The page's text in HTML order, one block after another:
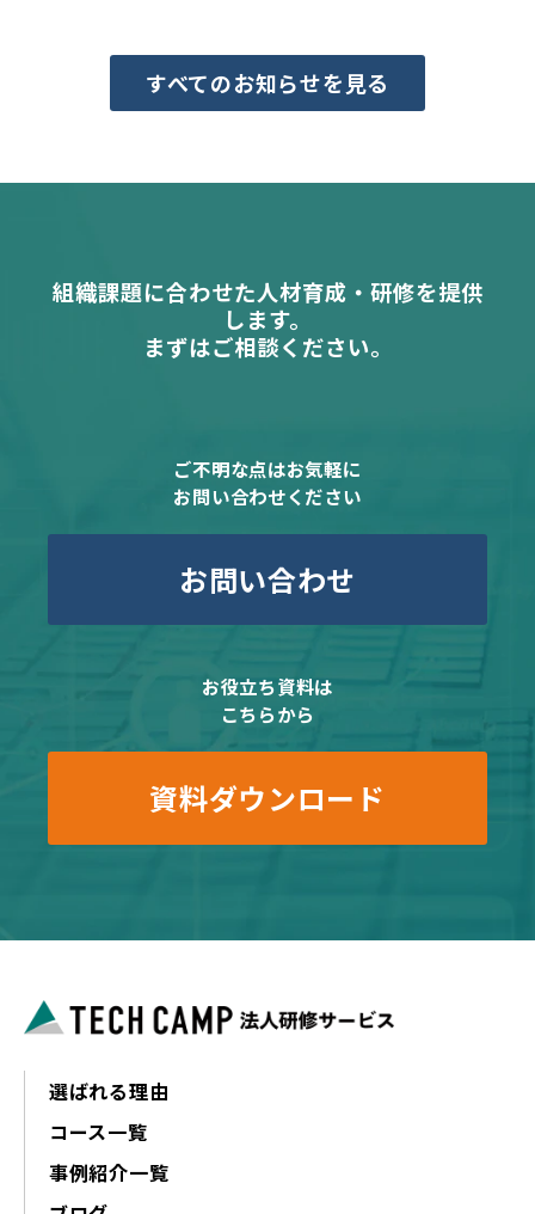
すべてのお知らせを見る
組織課題に合わせた人材育成・研修を提供
します。
まずはご相談ください。
ご不明な点はお気軽に
お問い合わせください
お問い合わせ
お役立ち資料は
こちらから
資料ダウンロード
選ばれる理由
コース一覧
事例紹介一覧